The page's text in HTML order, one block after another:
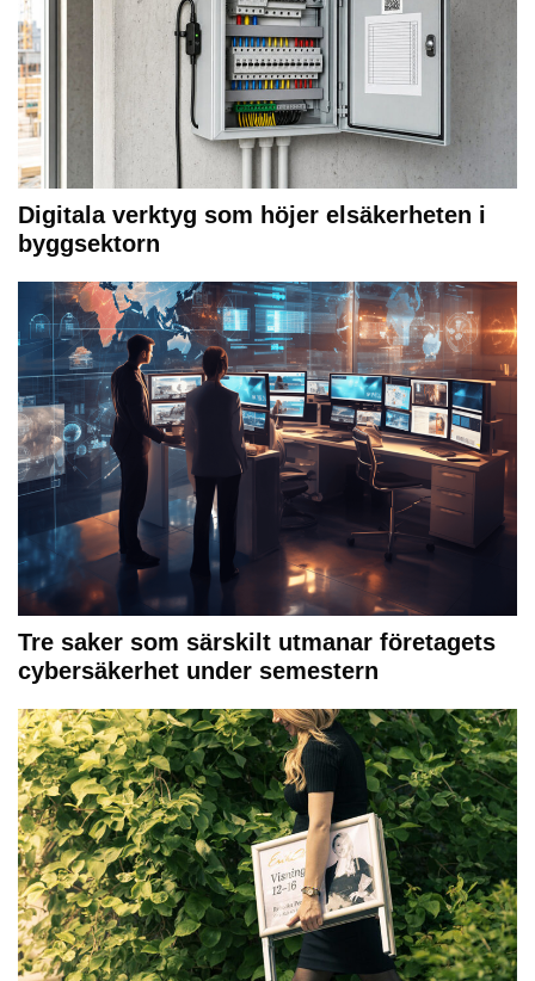
Digitala verktyg som höjer elsäkerheten i
byggsektorn
Tre saker som särskilt utmanar företagets
cybersäkerhet under semestern